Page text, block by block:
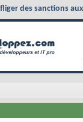
des sanctions